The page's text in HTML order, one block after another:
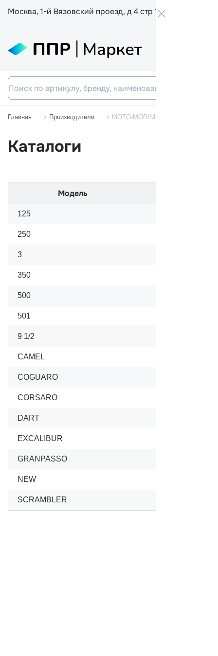
Москва, 1-й Вязовский проезд, д 4 стр 19
Главная Производители MOTO-MORINI MC
Каталоги
Модель
125
250
3
350
500
501
9 1/2
CAMEL
COGUARO
CORSARO
DART
EXCALIBUR
GRANPASSO
NEW
SCRAMBLER